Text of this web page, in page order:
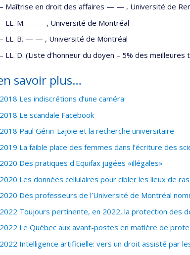
Maîtrise en droit des affaires — — , Université de
LL. M. — — , Université de Montréal
LL. B. — — , Université de Montréal
LL. D. (Liste d’honneur du doyen – 5% des
savoir plus…
Les indiscrétions d’une caméra
Le scandale Facebook
Paul Gérin-Lajoie et la recherche universitaire
La faible place des femmes dans l’écriture des
Des pratiques d'Equifax jugées «illégales»
Les données cellulaires pour cibler les lieux de
Des professeurs de l’Université de Montréal
Toujours pertinente, en 2022, la protection des
Le Québec aux avant-postes en matière de
Intelligence artificielle: vers un droit assisté par